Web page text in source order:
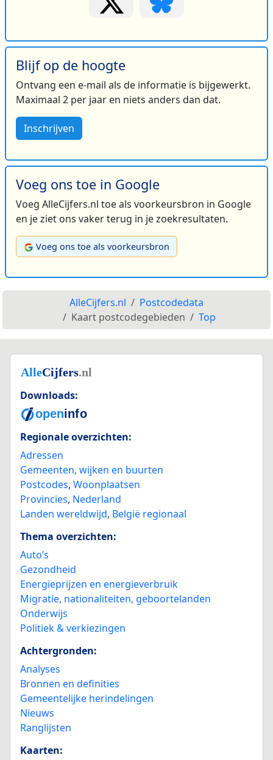
Blijf op de hoogte
Ontvang een e-mail als de informatie is bijgewerkt.
Maximaal 2 per jaar en niets anders dan dat.
Inschrijven
Voeg ons toe in Google
Voeg AlleCijfers.nl toe als voorkeursbron in Google
en je ziet ons vaker terug in je zoekresultaten.
Voeg ons toe als voorkeursbron
AlleCijfers.nl
Postcodedata
Kaart postcodegebieden
Top
Downloads:
Regionale overzichten:
Adressen
Gemeenten, wijken en buurten
Postcodes, Woonplaatsen
Provincies, Nederland
Landen wereldwijd, België regionaal
Thema overzichten:
Auto’s
Gezondheid
Energieprijzen en energieverbruik
Migratie, nationaliteiten, geboortelanden
Onderwijs
Politiek & verkiezingen
Achtergronden:
Analyses
Bronnen en definities
Gemeentelijke herindelingen
Nieuws
Ranglijsten
Kaarten: